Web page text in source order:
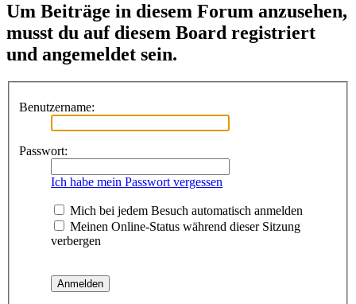
Um Beiträge in diesem Forum anzusehen,
musst du auf diesem Board registriert
und angemeldet sein.
Benutzername:
Passwort:
Ich habe mein Passwort vergessen
Mich bei jedem Besuch automatisch anmelden
Meinen Online-Status während dieser Sitzung
verbergen